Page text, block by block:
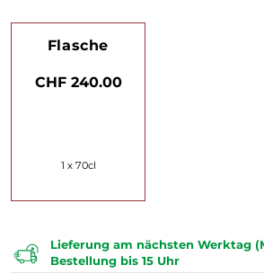
Flasche
CHF 240.00
1 x 70cl
Lieferung am nächsten Werktag
Bestellung bis 15 Uhr